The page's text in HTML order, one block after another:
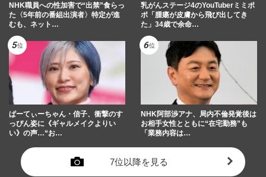
NHK職員への性加害で“出禁”食らっ
た〈5年前の番組出演者〉特定が進
むも、ネット…
乳がんステージ4のYouTuberミミポ
ポ「腫瘍が皮膚から飛び出してき
た」34歳で余命…
ぱーてぃーちゃん・信子、衝撃のす
っぴん姿に《ギャルメイクよりい
い》の声…“お…
NHK阿部渉アナ、局内不倫発覚後は
お相手女性とともに“在宅勤務”も
「業務内容は…
7位以降を見る